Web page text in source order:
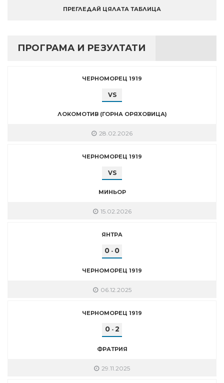
ПРЕГЛЕДАЙ ЦЯЛАТА ТАБЛИЦА
ПРОГРАМА И РЕЗУЛТАТИ
ЧЕРНОМОРЕЦ 1919
VS
ЛОКОМОТИВ (ГОРНА ОРЯХОВИЦА)
28.02.2026
ЧЕРНОМОРЕЦ 1919
VS
МИНЬОР
15.02.2026
ЯНТРА
0 - 0
ЧЕРНОМОРЕЦ 1919
06.12.2025
ЧЕРНОМОРЕЦ 1919
0- 2
ФРАТРИЯ
29.11.2025